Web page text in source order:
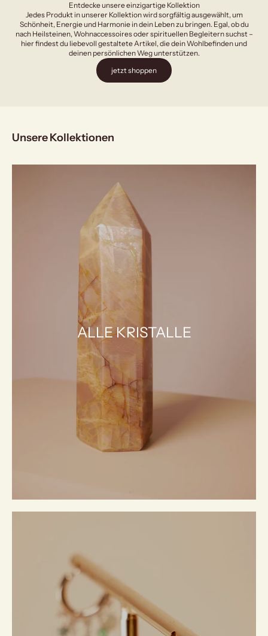
Entdecke unsere einzigartige Kollektion
Jedes Produkt in unserer Kollektion wird sorgfältig ausgewählt, um
Schönheit, Energie und Harmonie in dein Leben zu bringen. Egal, ob du
nach Heilsteinen, Wohnaccessoires oder spirituellen Begleitern suchst –
hier findest du liebevoll gestaltete Artikel, die dein Wohlbefinden und
deinen persönlichen Weg unterstützen.
jetzt shoppen
Unsere Kollektionen
ALLE KRISTALLE